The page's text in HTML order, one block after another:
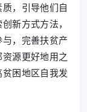
，引导他们自
新方式方法，
，完善扶贫产
源更好地用之
困地区自我发